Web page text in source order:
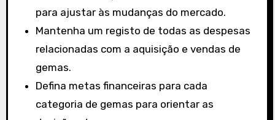
para ajustar às mudanças do mercado.
Mantenha um registo de todas as despesas
relacionadas com a aquisição e vendas de
gemas.
Defina metas financeiras para cada
categoria de gemas para orientar as